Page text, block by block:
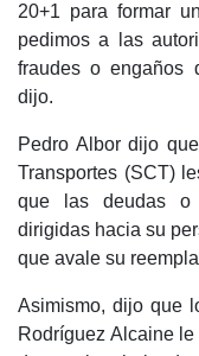
20+1 para formar
pedimos a las
fraudes o engaños
dijo.
Pedro Albor dijo
Transportes (SCT)
que las deudas o
dirigidas hacia su
que avale su
Asimismo, dijo que
Rodríguez Alcaine